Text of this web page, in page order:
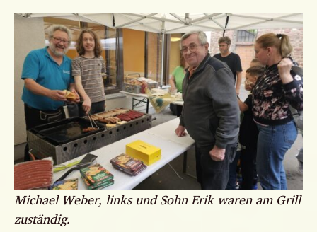
Michael Weber, links und Sohn Erik waren am Grill
zuständig.